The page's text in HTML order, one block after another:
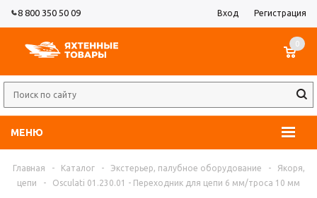
8 800 350 50 09 Вход Регистрация
МЕНЮ
0
Главная - Каталог - Экстерьер, палубное оборудование -
Якоря,
цепи
- Osculati 01.230.01 - Переходник для цепи 6 мм/троса 10 мм